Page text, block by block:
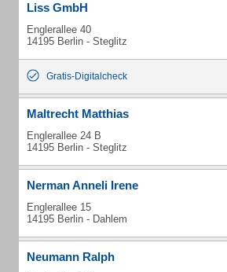
Liss GmbH
Englerallee 40
14195 Berlin - Steglitz
Gratis-Digitalcheck
Maltrecht Matthias
Englerallee 24 B
14195 Berlin - Steglitz
Nerman Anneli Irene
Englerallee 15
14195 Berlin - Dahlem
Neumann Ralph